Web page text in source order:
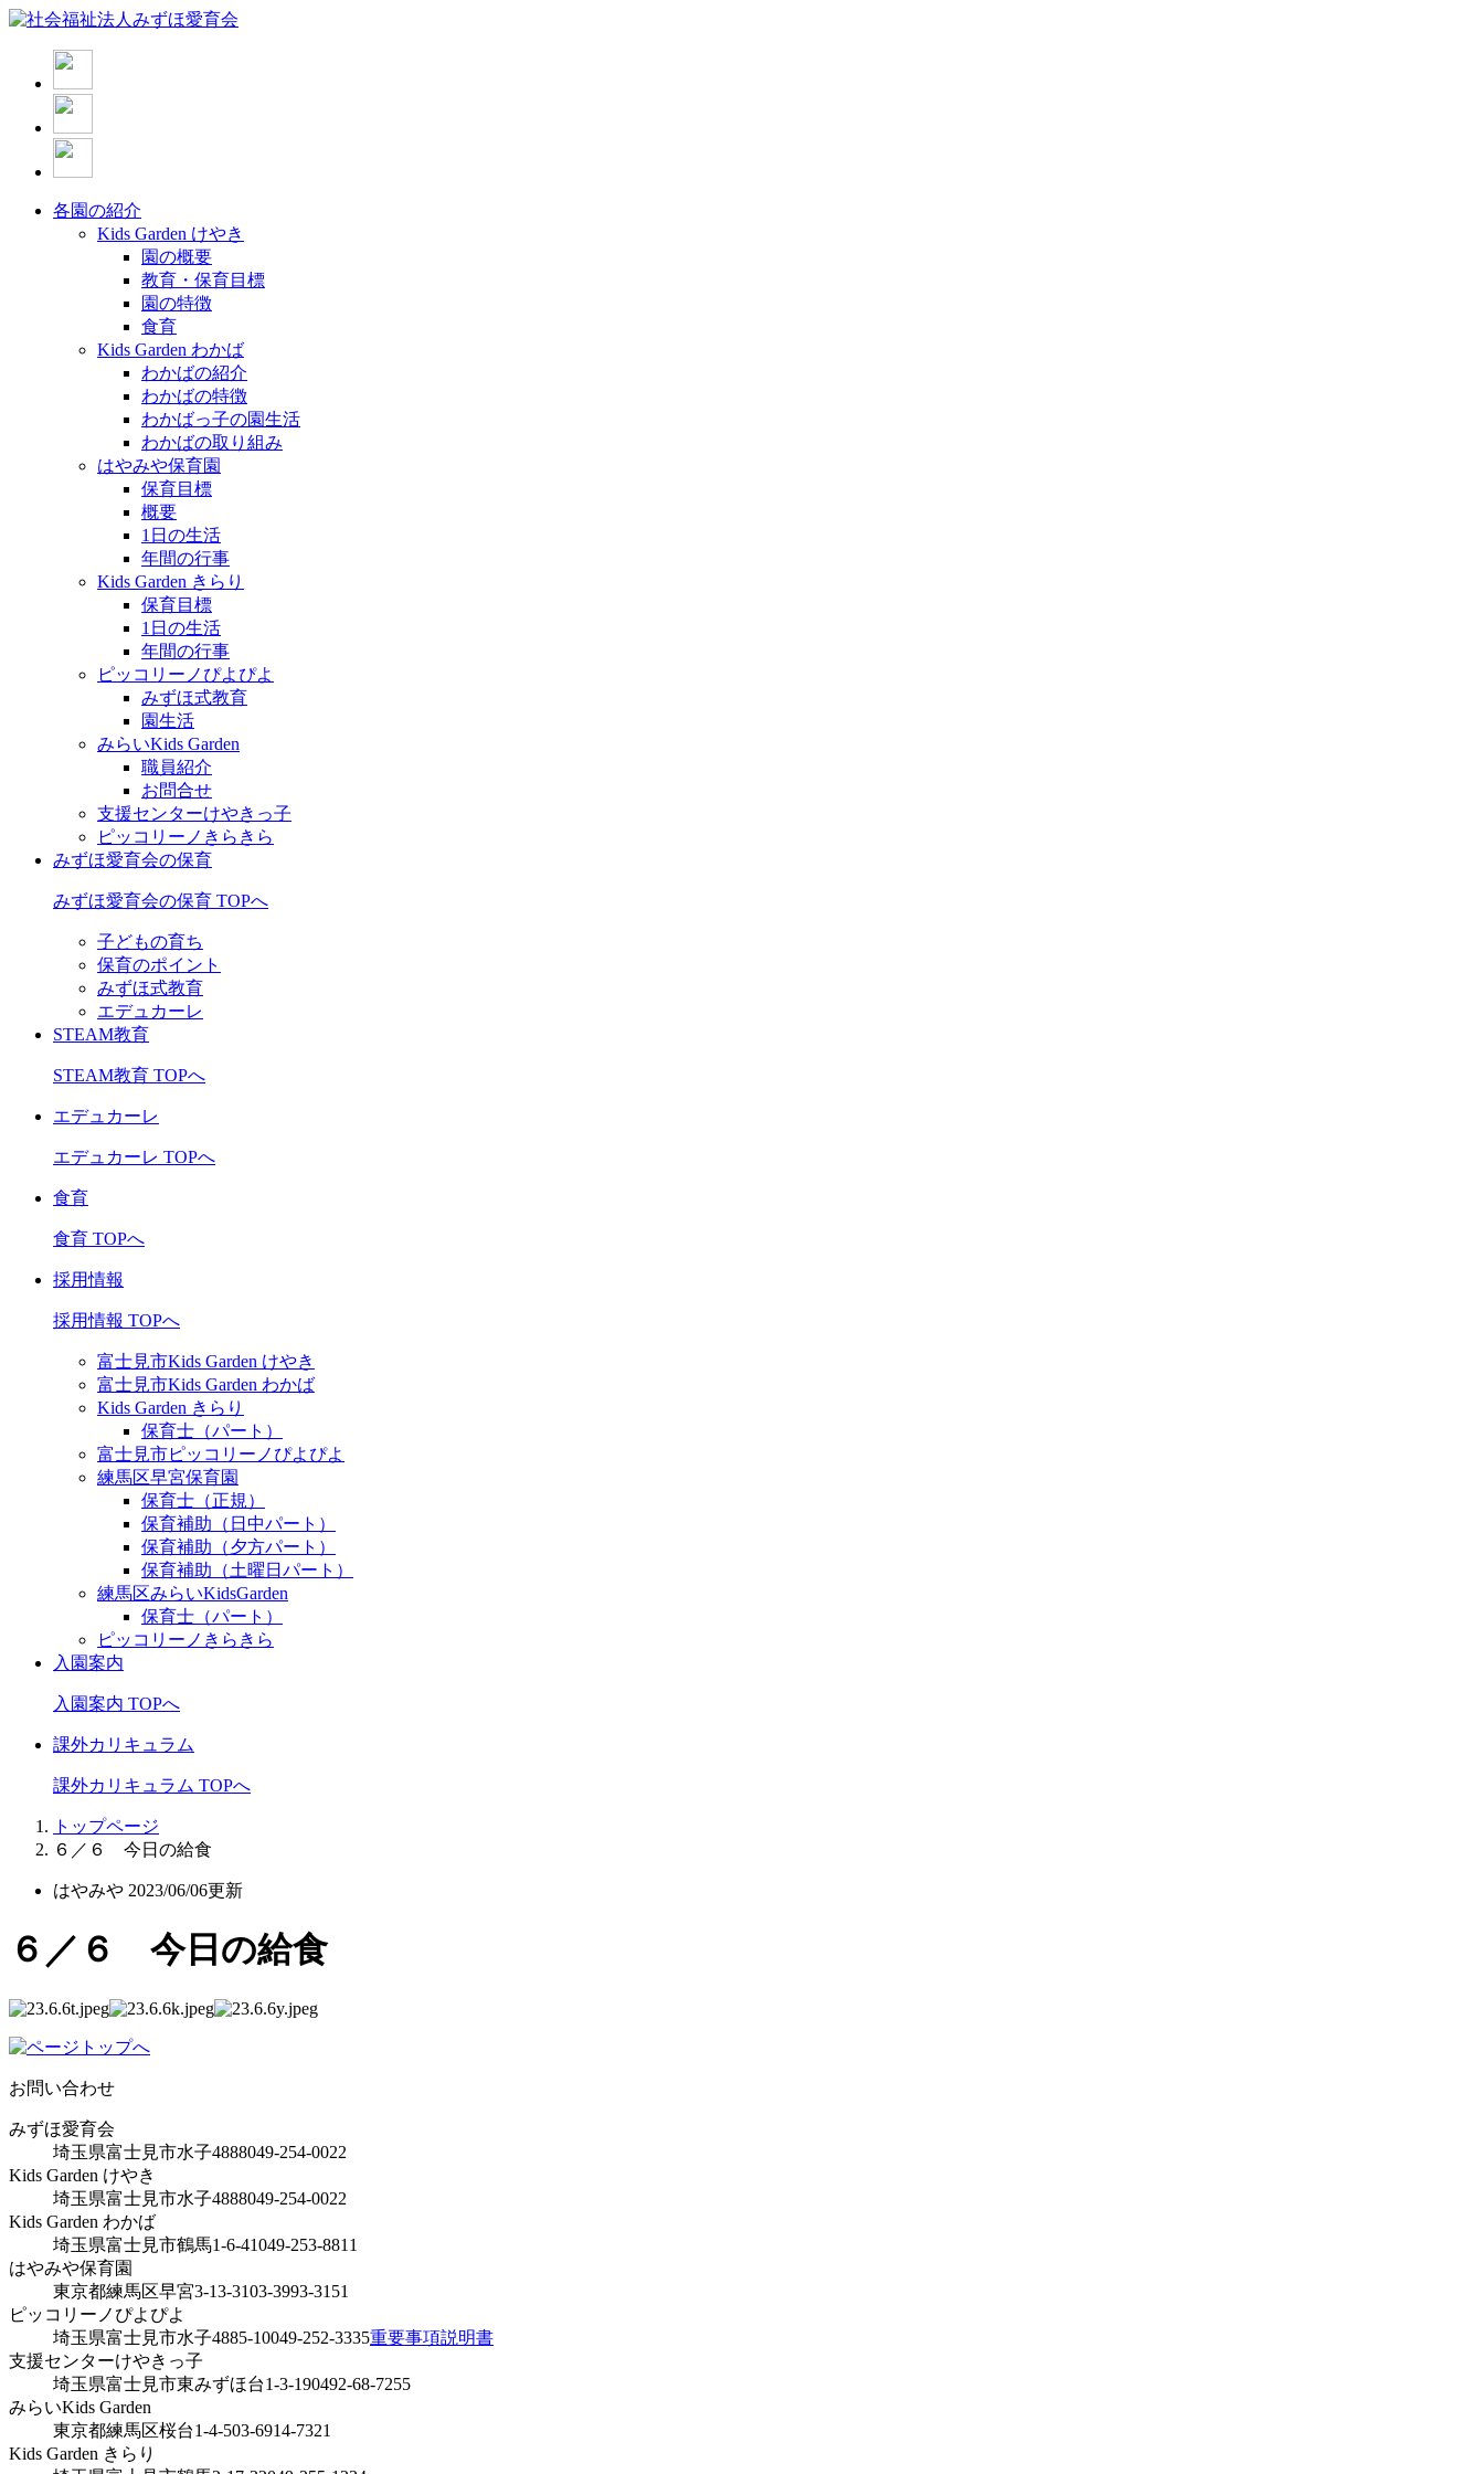
各園の紹介
Kids Garden けやき
園の概要
教育・保育目標
園の特徴
食育
Kids Garden わかば
わかばの紹介
わかばの特徴
わかばっ子の園生活
わかばの取り組み
はやみや保育園
保育目標
概要
1日の生活
年間の行事
Kids Garden きらり
保育目標
1日の生活
年間の行事
ピッコリーノぴよぴよ
みずほ式教育
園生活
みらいKids Garden
職員紹介
お問合せ
支援センターけやきっ子
ピッコリーノきらきら
みずほ愛育会の保育
みずほ愛育会の保育 TOPへ
子どもの育ち
保育のポイント
みずほ式教育
エデュカーレ
STEAM教育
STEAM教育 TOPへ
エデュカーレ
エデュカーレ TOPへ
食育
食育 TOPへ
採用情報
採用情報 TOPへ
富士見市Kids Garden けやき
富士見市Kids Garden わかば
Kids Garden きらり
保育士（パート）
富士見市ピッコリーノぴよぴよ
練馬区早宮保育園
保育士（正規）
保育補助（日中パート）
保育補助（夕方パート）
保育補助（土曜日パート）
練馬区みらいKidsGarden
保育士（パート）
ピッコリーノきらきら
入園案内
入園案内 TOPへ
課外カリキュラム
課外カリキュラム TOPへ
トップページ
６／６ 今日の給食
はやみや 2023/06/06更新
６／６ 今日の給食
お問い合わせ
みずほ愛育会
埼玉県富士見市水子4888049-254-0022
Kids Garden けやき
埼玉県富士見市水子4888049-254-0022
Kids Garden わかば
埼玉県富士見市鶴馬1-6-41049-253-8811
はやみや保育園
東京都練馬区早宮3-13-3103-3993-3151
ピッコリーノぴよぴよ
埼玉県富士見市水子4885-10049-252-3335重要事項説明書
支援センターけやきっ子
埼玉県富士見市東みずほ台1-3-190492-68-7255
みらいKids Garden
東京都練馬区桜台1-4-503-6914-7321
Kids Garden きらり